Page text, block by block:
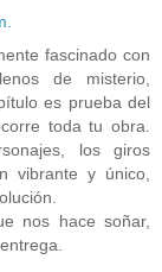
fascinado con
de misterio,
es prueba del
toda tu obra.
los giros
vibrante y único,
nos hace soñar,